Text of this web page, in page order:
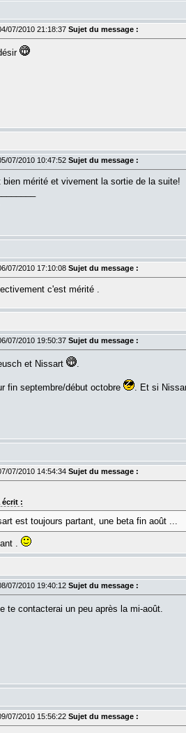
07/2010 21:18:37 Sujet du message :
07/2010 10:47:52 Sujet du message :
bien mérité et vivement la sortie de la suite!
07/2010 17:10:08 Sujet du message :
c'est mérité .
07/2010 19:50:37 Sujet du message :
et Nissart .
fin septembre/début octobre . Et si
07/2010 14:54:34 Sujet du message :
écrit :
est toujours partant, une beta fin août ...
.
07/2010 19:40:12 Sujet du message :
te contacterai un peu après la mi-août.
07/2010 15:56:22 Sujet du message :